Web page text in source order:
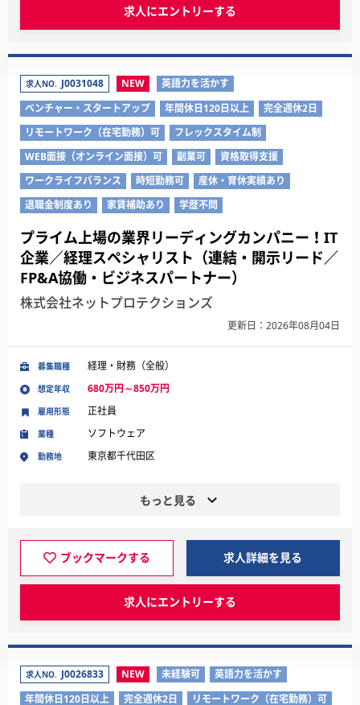
求人にエントリーする
求人NO. J0031048 NEW
英語力を活かす
ベンチャー・スタートアップ
年間休日120日以上
完全週休2日
リモートワーク（在宅勤務）可
フレックスタイム制
WEB面接（オンライン面接）可
副業可
資格取得支援
ワークライフバランス
時短勤務可
産休・育休実績あり
退職金制度あり
家賃補助あり 学歴不問
プライム上場の業界リーディングカンパニー！IT
企業／経理スペシャリスト（連結・開示リード／
FP&A協働・ビジネスパートナー）
株式会社ネットプロテクションズ
更新日：2026年08月04日
募集職種 経理・財務（全般）
想定年収 680万円～850万円
業種 ソフトウェア
勤務地 東京都千代田区
雇用形態 正社員
もっと見る
ブックマークする 求人詳細を見る
求人にエントリーする
求人NO. J0026833 NEW 未経験可
英語力を活かす
年間休日120日以上
完全週休2日
リモートワーク（在宅勤務）可